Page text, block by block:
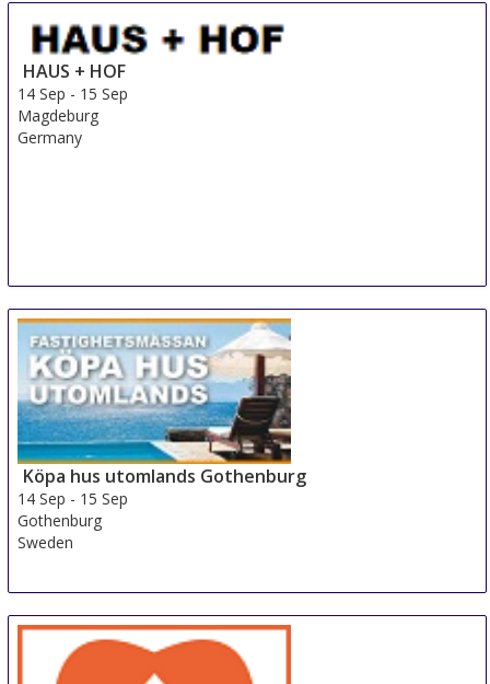
HAUS + HOF
14 Sep - 15 Sep
Magdeburg
Germany
Köpa hus utomlands Gothenburg
14 Sep - 15 Sep
Gothenburg
Sweden